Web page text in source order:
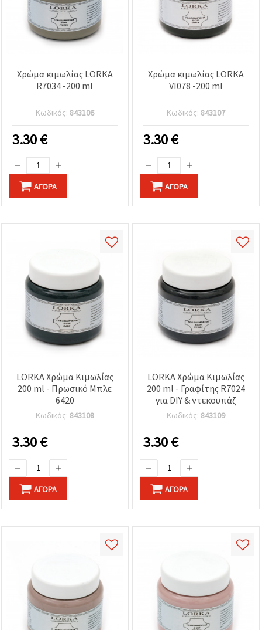
Χρώμα κιμωλίας LORKA
R7034 -200 ml
Κωδικός: 843106
3.30€
ΑΓΟΡΆ
Χρώμα κιμωλίας LORKA
VI078 -200 ml
Κωδικός: 843107
3.30€
ΑΓΟΡΆ
LORKA Χρώμα Κιμωλίας
200 ml - Πρωσικό Μπλε
6420
Κωδικός: 843108
3.30€
ΑΓΟΡΆ
LORKA Χρώμα Κιμωλίας
200 ml - Γραφίτης R7024
για DIY & ντεκουπάζ
Κωδικός: 843109
3.30€
ΑΓΟΡΆ